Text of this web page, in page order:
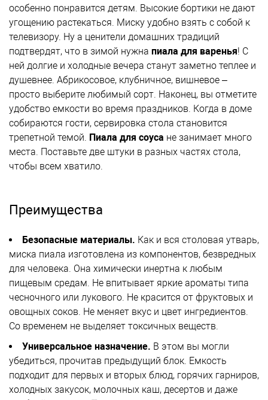
особенно понравится детям. Высокие бортики не дают
угощению растекаться. Миску удобно взять с собой к
телевизору. Ну а ценители домашних традиций
подтвердят, что в зимой нужна пиала для варенья! С
ней долгие и холодные вечера станут заметно теплее и
душевнее. Абрикосовое, клубничное, вишневое –
просто выберите любимый сорт. Наконец, вы отметите
удобство емкости во время праздников. Когда в доме
собираются гости, сервировка стола становится
трепетной темой. Пиала для соуса не занимает много
места. Поставьте две штуки в разных частях стола,
чтобы всем хватило.
Преимущества
Безопасные материалы. Как и вся столовая утварь,
миска пиала изготовлена из компонентов, безвредных
для человека. Она химически инертна к любым
пищевым средам. Не впитывает яркие ароматы типа
чесночного или лукового. Не красится от фруктовых и
овощных соков. Не меняет вкус и цвет ингредиентов.
Со временем не выделяет токсичных веществ.
Универсальное назначение. В этом вы могли
убедиться, прочитав предыдущий блок. Емкость
подходит для первых и вторых блюд, горячих гарниров,
холодных закусок, молочных каш, десертов и даже